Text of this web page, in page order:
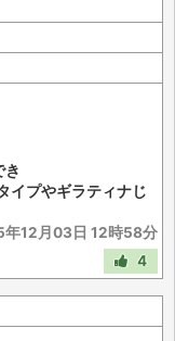
き
イプやギラティナじ
12月03日 12時58分
4